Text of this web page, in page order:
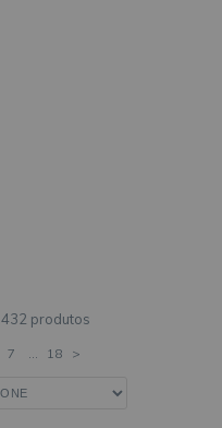
432 produtos
7 ... 18 >